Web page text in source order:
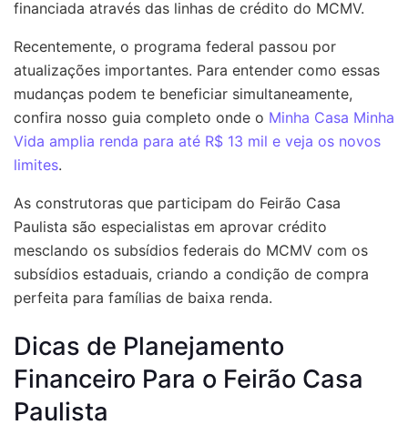
financiada através das linhas de crédito do MCMV.
Recentemente, o programa federal passou por
atualizações importantes. Para entender como essas
mudanças podem te beneficiar simultaneamente,
confira nosso guia completo onde o Minha Casa Minha
Vida amplia renda para até R$ 13 mil e veja os novos
limites.
As construtoras que participam do Feirão Casa
Paulista são especialistas em aprovar crédito
mesclando os subsídios federais do MCMV com os
subsídios estaduais, criando a condição de compra
perfeita para famílias de baixa renda.
Dicas de Planejamento
Financeiro Para o Feirão Casa
Paulista